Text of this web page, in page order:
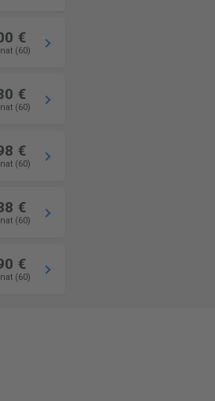
€
(60)
€
(60)
€
(60)
€
(60)
€
(60)